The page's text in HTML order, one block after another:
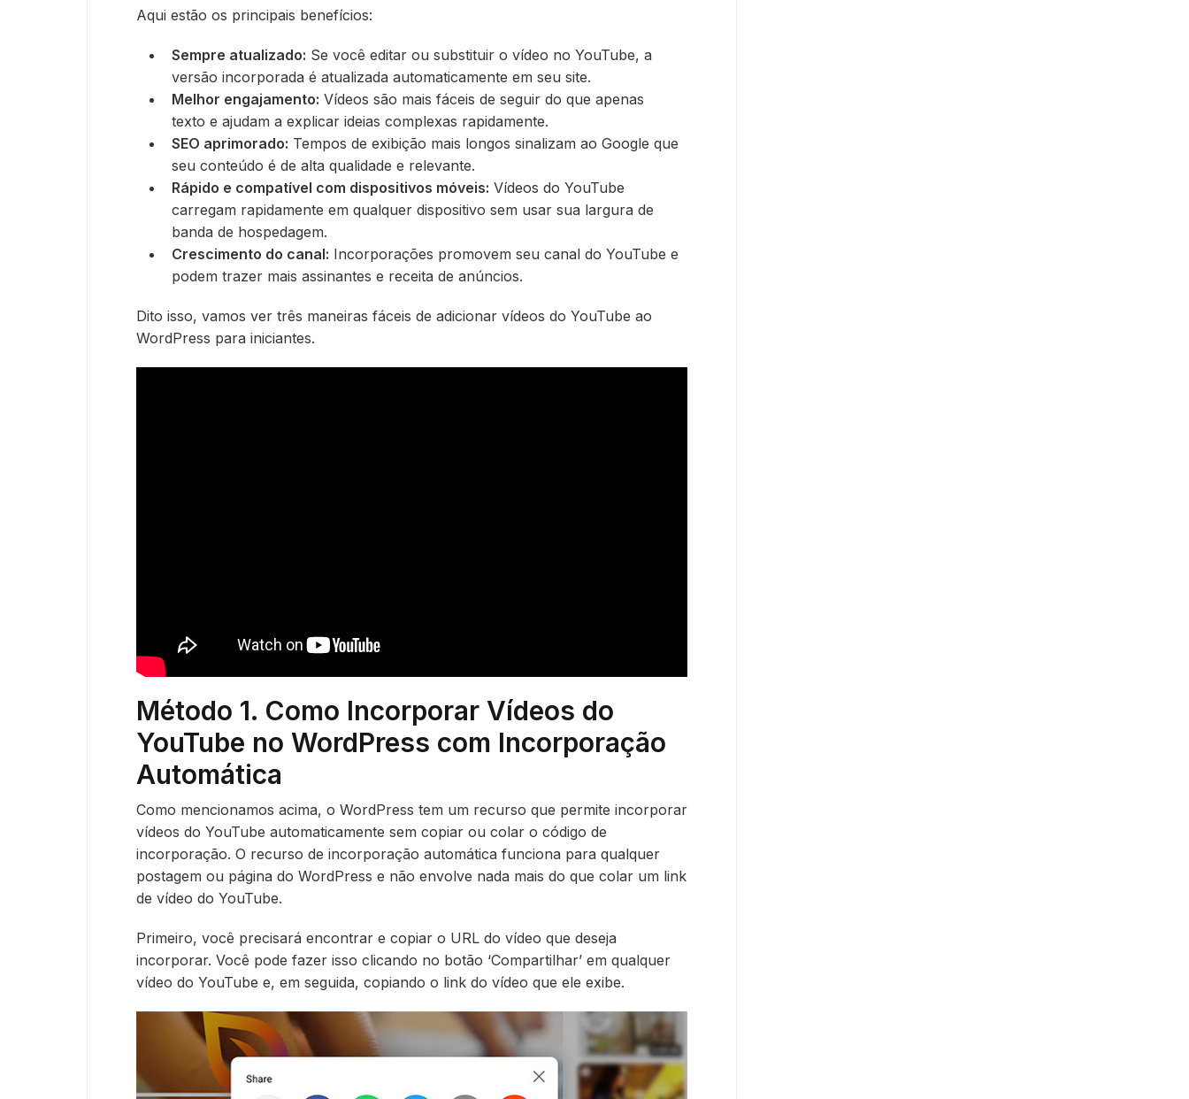
Aqui estão os principais benefícios:
Sempre atualizado: Se você editar ou substituir o vídeo no YouTube, a
versão incorporada é atualizada automaticamente em seu site.
Melhor engajamento: Vídeos são mais fáceis de seguir do que apenas
texto e ajudam a explicar ideias complexas rapidamente.
SEO aprimorado: Tempos de exibição mais longos sinalizam ao Google que
seu conteúdo é de alta qualidade e relevante.
Rápido e compatível com dispositivos móveis: Vídeos do YouTube
carregam rapidamente em qualquer dispositivo sem usar sua largura de
banda de hospedagem.
Crescimento do canal: Incorporações promovem seu canal do YouTube e
podem trazer mais assinantes e receita de anúncios.
Dito isso, vamos ver três maneiras fáceis de adicionar vídeos do YouTube ao
WordPress para iniciantes.
Método 1. Como Incorporar Vídeos do
YouTube no WordPress com Incorporação
Automática
Como mencionamos acima, o WordPress tem um recurso que permite incorporar
vídeos do YouTube automaticamente sem copiar ou colar o código de
incorporação. O recurso de incorporação automática funciona para qualquer
postagem ou página do WordPress e não envolve nada mais do que colar um link
de vídeo do YouTube.
Primeiro, você precisará encontrar e copiar o URL do vídeo que deseja
incorporar. Você pode fazer isso clicando no botão ‘Compartilhar’ em qualquer
vídeo do YouTube e, em seguida, copiando o link do vídeo que ele exibe.